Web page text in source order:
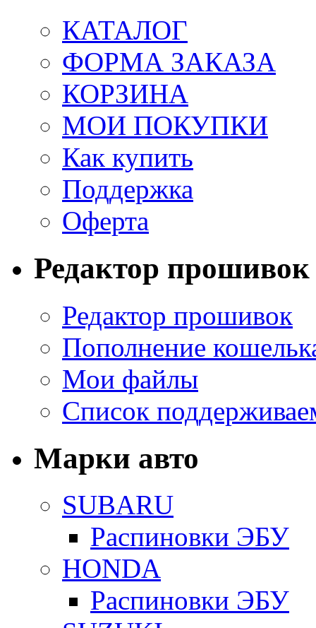
КАТАЛОГ
ФОРМА ЗАКАЗА
КОРЗИНА
МОИ ПОКУПКИ
Как купить
Поддержка
Оферта
Редактор прошивок
Редактор прошивок
Пополнение
Мои файлы
Список
Марки авто
SUBARU
Распиновки ЭБУ
HONDA
Распиновки ЭБУ